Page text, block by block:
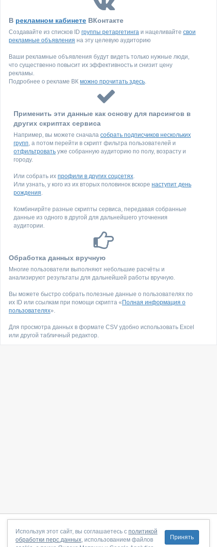
В рекламном кабинете ВКонтакте
Создавайте из списков ID группы ретаргетинга и нацеливайте свои
рекламные объявления на эту целевую аудиторию
Ваши рекламные объявления будут видеть только нужные люди,
что существенно повысит их эффективность и снизит цену
рекламы.
Подробнее о рекламе ВК можно прочитать здесь.
Применить эти данные как основу для парсингов в
других скриптах сервиса
Например, вы можете сначала собрать подписчиков нескольких
групп, а потом перейти в скрипт фильтра пользователей и
отфильтровать уже собранную аудиторию по полу, возрасту и
городу.
Или собрать их профили в других соцсетях.
Или узнать, у кого из их вторых половинок вскоре наступит день
рождения.
Комбинирйте разные скрипты сервиса, передавая собранные
данные из одного в другой для дальнейшего уточнения
аудитории.
Обработка данных вручную
Многие пользователи выполняют небольшие расчёты и
анализируют результаты для дальнейшей работы вручную.
Вы можете быстро собрать полезные данные о пользователях по
их ID или ссылкам при помощи скрипта « Полная информация о
пользователях».
Для просмотра данных в формате CSV удобно использовать Excel
или другой табличный редактор.
О сайте|С чего начать|Контакты|Партнёрская программа
Договор-оферта|Политика конфиденциальности
Принять
Используя этот сайт, вы соглашаетесь с политикой
обработки перс.данных, использованием файлов